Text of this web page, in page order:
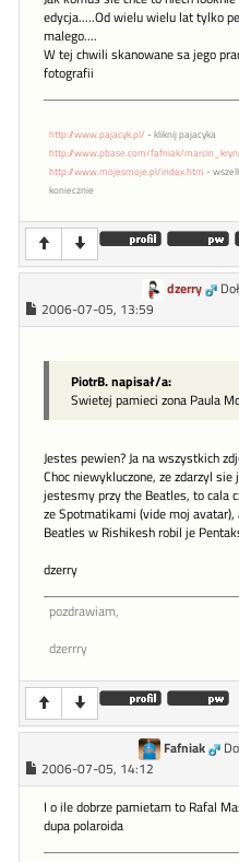
edycja.....Od wielu wielu lat tylko
malego....
W tej chwili skanowane sa jego
fotografii
http://www.pajacyk.pl/ - kliknij pajacyka
http://www.pbase.com/fafniak/
http://www.mojesmoje.pl/index.htm -
koniecznie
dzerry
2006-07-05, 13:59
PiotrB. napisał/a:
Swietej pamieci zona Paula
Jestes pewien? Ja na wszystkich
Choc niewykluczone, ze zdarzyl
jestesmy przy the Beatles, to cala
ze Spotmatikami (vide moj
Beatles w Rishikesh robil je
dzerry
pozdrawiam,
dzerrry
Fafniak
2006-07-05, 14:12
I o ile dobrze pamietam to Rafal
dupa polaroida